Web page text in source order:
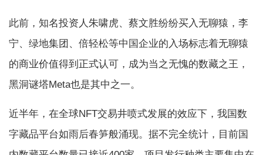
此前，知名投资人朱啸虎、蔡文胜纷纷买入无聊猿，李
宁、绿地集团、倍轻松等中国企业的入场标志着无聊猿
的商业价值得到正式认可，成为当之无愧的数藏之王，
黑洞谜塔Meta也是其中之一。
近半年，在全球NFT交易井喷式发展的效应下，我国数
字藏品平台如雨后春笋般涌现。据不完全统计，目前国